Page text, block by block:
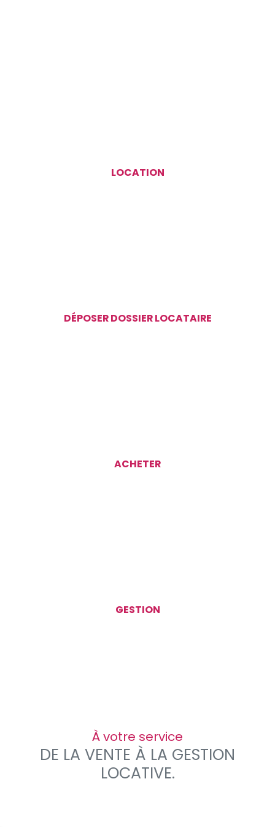
LOCATION
DÉPOSER DOSSIER LOCATAIRE
ACHETER
GESTION
À votre service
DE LA VENTE À LA GESTION
LOCATIVE.